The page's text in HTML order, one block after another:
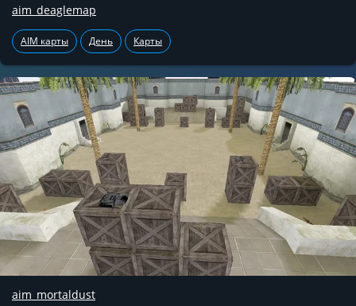
aim_deaglemap
AIM карты День Карты
aim_mortaldust